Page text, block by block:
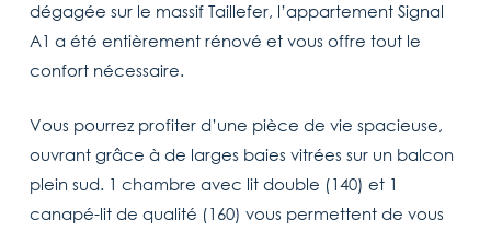
dégagée sur le massif Taillefer, l’appartement Signal
A1 a été entièrement rénové et vous offre tout le
confort nécessaire.
Vous pourrez profiter d’une pièce de vie spacieuse,
ouvrant grâce à de larges baies vitrées sur un balcon
plein sud. 1 chambre avec lit double (140) et 1
canapé-lit de qualité (160) vous permettent de vous